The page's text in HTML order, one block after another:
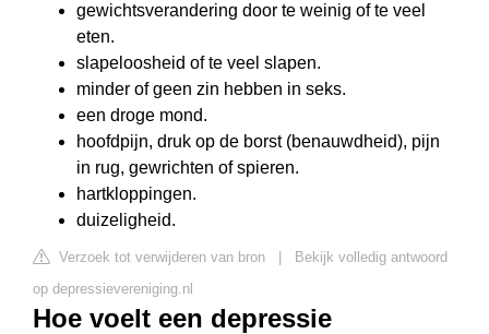
gewichtsverandering door te weinig of te veel
eten.
slapeloosheid of te veel slapen.
minder of geen zin hebben in seks.
een droge mond.
hoofdpijn, druk op de borst (benauwdheid), pijn
in rug, gewrichten of spieren.
hartkloppingen.
duizeligheid.
Verzoek tot verwijderen van bron
Bekijk volledig antwoord
op depressievereniging.nl
Hoe voelt een depressie